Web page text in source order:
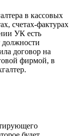
в кассовых
счетах-фактурах
УК есть
должности
договор на
фирмой, в